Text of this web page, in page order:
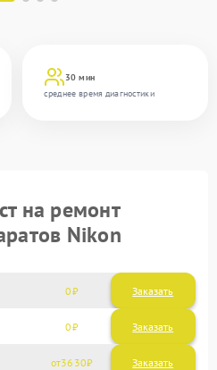
30 мин
среднее время диагностики
на ремонт
Nikon
0 Заказать
0 Заказать
3630